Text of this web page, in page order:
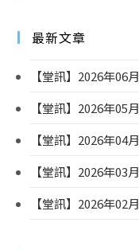
最新文章
【堂訊】2026年06月
【堂訊】2026年05月
【堂訊】2026年04月
【堂訊】2026年03月
【堂訊】2026年02月